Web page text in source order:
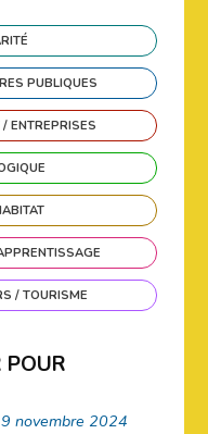
PUBLIQUES
ENTREPRISES
/ TOURISME
POUR
novembre 2024